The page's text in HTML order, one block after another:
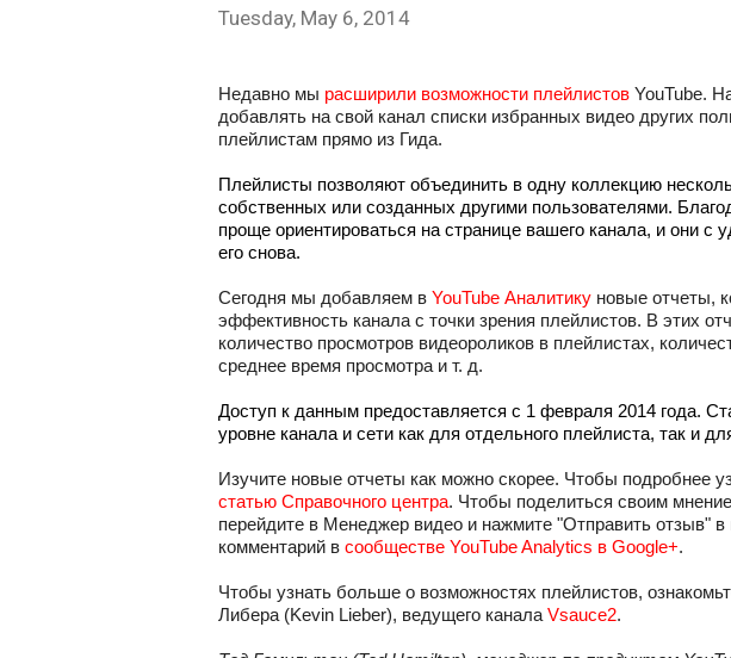
Tuesday, May 6, 2014
Недавно мы расширили возможности плейлистов YouTube.
добавлять на свой канал списки избранных видео других
плейлистам прямо из Гида.
Плейлисты позволяют объединить в одну коллекцию
собственных или созданных другими пользователями.
проще ориентироваться на странице вашего канала, и они с
его снова.
Сегодня мы добавляем в YouTube Аналитику новые отчеты,
эффективность канала с точки зрения плейлистов. В этих
количество просмотров видеороликов в плейлистах,
среднее время просмотра и т. д.
Доступ к данным предоставляется с 1 февраля 2014 года.
уровне канала и сети как для отдельного плейлиста, так и
Изучите новые отчеты как можно скорее. Чтобы подробнее
статью Справочного центра. Чтобы поделиться своим
перейдите в Менеджер видео и нажмите "Отправить отзыв"
комментарий в сообществе YouTube Analytics в Google+.
Чтобы узнать больше о возможностях плейлистов,
Либера (Kevin Lieber), ведущего канала Vsauce2.